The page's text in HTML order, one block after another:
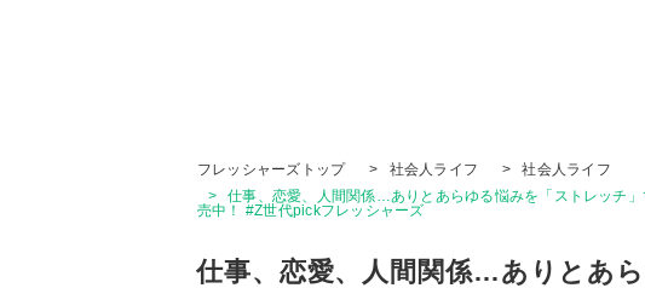
フレッシャーズトップ > 社会人ライフ >
社会人ライフ
>
仕事、恋愛、人間関係…ありとあらゆる悩みを「ストレッチ
売中！ #Z世代pickフレッシャーズ
仕事、恋愛、人間関係…ありとあ